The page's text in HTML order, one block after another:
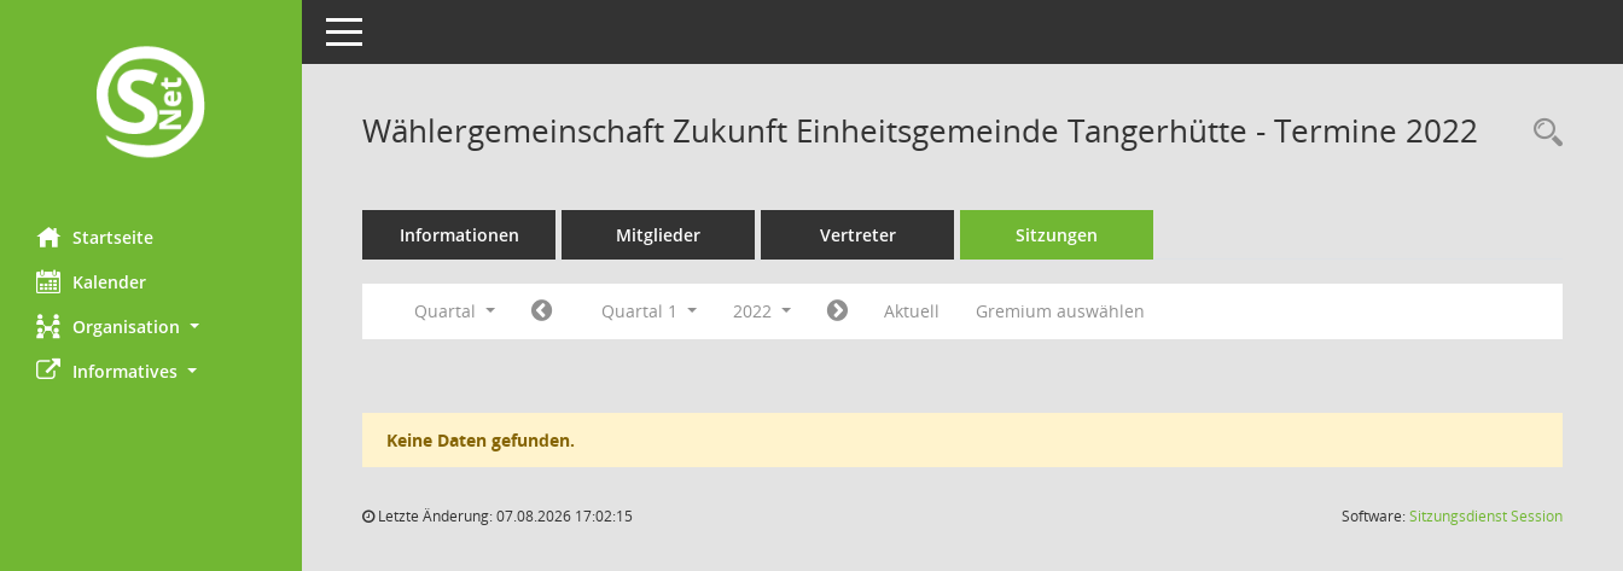
Startseite
Kalender
Organisation
Informatives
Toggle navigation
Wählergemeinschaft Zukunft Einheitsgemeinde Tangerhütte - Termine 2022
Informationen Mitglieder Vertreter Sitzungen
Quartal Quartal 1 2022 Aktuell Gremium auswählen
Keine Daten gefunden.
Letzte Änderung: 07.08.2026 17:02:15 Software:SitzungsdienstSession(Wird in